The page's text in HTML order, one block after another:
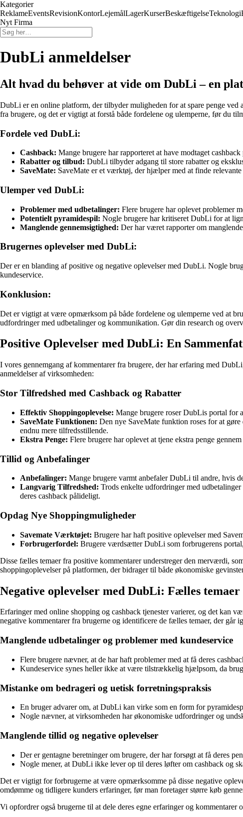
Kategorier
ReklameEventsRevisionKontorLejemålLagerKurserBeskæftigelseTeknologi
Nyt Firma
DubLi anmeldelser
Alt hvad du behøver at vide om DubLi – en
DubLi er en online platform, der tilbyder muligheden for at spare penge ved
fra brugere, og det er vigtigt at forstå både fordelene og ulemperne, før du
Fordele ved DubLi:
Cashback: Mange brugere har rapporteret at have modtaget
Rabatter og tilbud: DubLi tilbyder adgang til store rabatter og
SaveMate: SaveMate er et værktøj, der hjælper med at finde
Ulemper ved DubLi:
Problemer med udbetalinger: Flere brugere har oplevet problemer
Potentielt pyramidespil: Nogle brugere har kritiseret DubLi for at
Manglende gennemsigtighed: Der har været rapporter om
Brugernes oplevelser med DubLi:
Der er en blanding af positive og negative oplevelser med DubLi. Nogle
kundeservice.
Konklusion:
Det er vigtigt at være opmærksom på både fordelene og ulemperne ved at
udfordringer med udbetalinger og kommunikation. Gør din research og
Positive Oplevelser med DubLi: En
I vores gennemgang af kommentarer fra brugere, der har erfaring med
anmeldelser af virksomheden:
Stor Tilfredshed med Cashback og Rabatter
Effektiv Shoppingoplevelse: Mange brugere roser DubLis portal for
SaveMate Funktionen: Den nye SaveMate funktion roses for at
endnu mere tilfredsstillende.
Ekstra Penge: Flere brugere har oplevet at tjene ekstra penge
Tillid og Anbefalinger
Anbefalinger: Mange brugere varmt anbefaler DubLi til andre, hvis
Langvarig Tilfredshed: Trods enkelte udfordringer med
deres cashback pålideligt.
Opdag Nye Shoppingmuligheder
Savemate Værktøjet: Brugere har haft positive oplevelser med
Forbrugerfordel: Brugere værdsætter DubLi som forbrugerens
Disse fælles temaer fra positive kommentarer understreger den merværdi,
shoppingoplevelser på platformen, der bidrager til både økonomiske
Negative oplevelser med DubLi: Fælles
Erfaringer med online shopping og cashback tjenester varierer, og det kan
negative kommentarer fra brugerne og identificere de fælles temaer, der går
Manglende udbetalinger og problemer med kundeservice
Flere brugere nævner, at de har haft problemer med at få deres
Kundeservice synes heller ikke at være tilstrækkelig hjælpsom, da
Mistanke om bedrageri og uetisk forretningspraksis
En bruger advarer om, at DubLi kan virke som en form for
Nogle nævner, at virksomheden har økonomiske udfordringer og
Manglende tillid og negative oplevelser
Der er gentagne beretninger om brugere, der har forsøgt at få deres
Nogle mener, at DubLi ikke lever op til deres løfter om cashback og
Det er vigtigt for forbrugerne at være opmærksomme på disse negative
omdømme og tidligere kunders erfaringer, før man foretager større køb
Vi opfordrer også brugerne til at dele deres egne erfaringer og